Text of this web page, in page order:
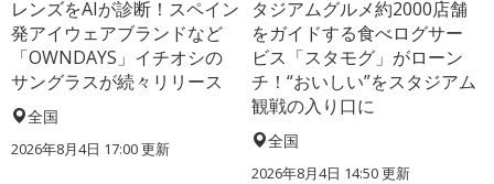
レンズをAIが診断！スペイン
発アイウェアブランドなど
「OWNDAYS」イチオシの
サングラスが続々リリース
全国
2026年8月4日 17:00更新
タジアムグルメ約2000店舗
をガイドする食べログサー
ビス「スタモグ」がローン
チ！“おいしい”をスタジアム
観戦の入り口に
全国
2026年8月4日 14:50更新